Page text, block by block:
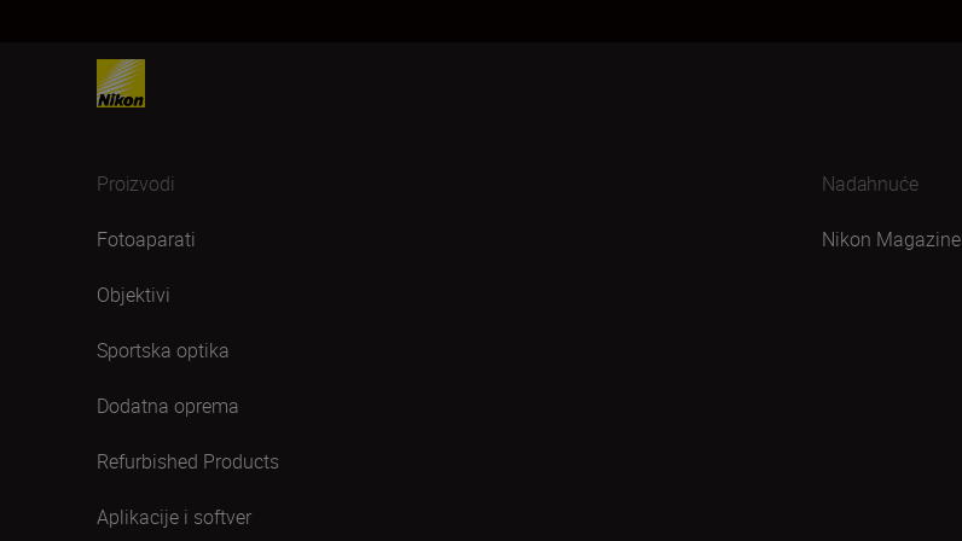
Proizvodi
Fotoaparati
Objektivi
Sportska optika
Dodatna oprema
Refurbished Products
Aplikacije i softver
Nadahnuće
Nikon Magazine